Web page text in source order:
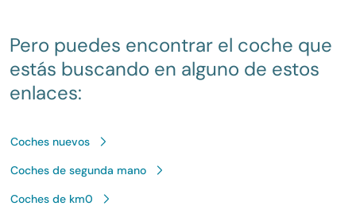
Pero puedes encontrar el coche que
estás buscando en alguno de estos
enlaces:
Coches nuevos
Coches de segunda mano
Coches de km0